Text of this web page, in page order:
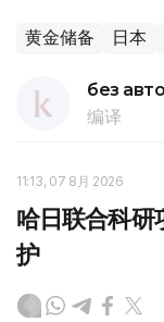
黄金储备 日本
без
编译
11:13, 07 8月 2026
哈日联合科研
护